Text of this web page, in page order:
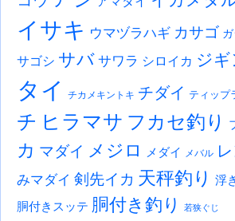
イサキ ウマヅラハギ カサゴ
サゴシ サバ サワラ シロイカ ジ
タイ チカメキントキ チダイ ティップ
チ ヒラマサ フカセ釣り
カ マダイ メジロ メダイ メバル
みマダイ 剣先イカ 天秤釣り 浮
胴付きスッテ 胴付き釣り 若狭ぐじ